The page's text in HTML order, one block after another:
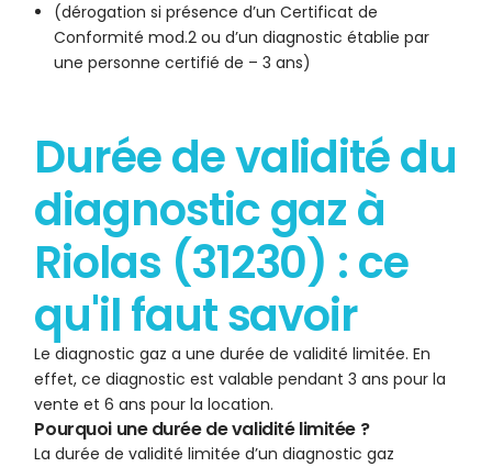
(dérogation si présence d’un Certificat de
Conformité mod.2 ou d’un diagnostic établie par
une personne certifié de – 3 ans)
Durée de validité du
diagnostic gaz à
Riolas (31230) : ce
qu'il faut savoir
Le diagnostic gaz a une durée de validité limitée. En
effet, ce diagnostic est valable pendant 3 ans pour la
vente et 6 ans pour la location.
Pourquoi une durée de validité limitée ?
La durée de validité limitée d’un diagnostic gaz